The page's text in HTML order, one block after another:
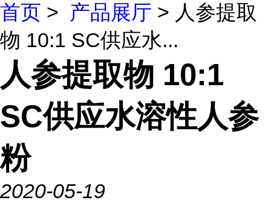
首页 > 产品展厅 > 人参提取
物 10:1 SC供应水...
人参提取物 10:1
SC供应水溶性人参
粉
2020-05-19